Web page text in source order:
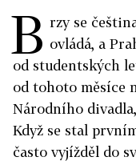
B rzy se
ovládá, a
od studentských
od tohoto měsíce
Národního
Když se stal
často vyjížděl do